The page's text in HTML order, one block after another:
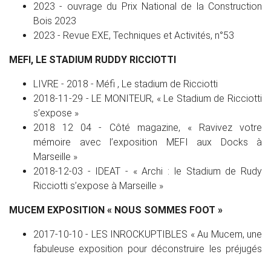
2023 - ouvrage du Prix National de la Construction
Bois 2023
2023 - Revue EXE, Techniques et Activités, n°53
MEFI, LE STADIUM RUDDY RICCIOTTI
LIVRE - 2018 - Méfi , Le stadium de Ricciotti
2018-11-29 - LE MONITEUR, « Le Stadium de Ricciotti
s’expose »
2018 12 04 - Côté magazine, « Ravivez votre
mémoire avec l’exposition MEFI aux Docks à
Marseille »
2018-12-03 - IDEAT - « Archi : le Stadium de Rudy
Ricciotti s’expose à Marseille »
MUCEM EXPOSITION « NOUS SOMMES FOOT »
2017-10-10 - LES INROCKUPTIBLES « Au Mucem, une
fabuleuse exposition pour déconstruire les préjugés